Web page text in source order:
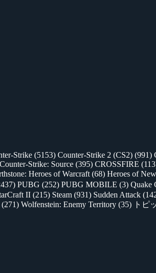
Strike (5153) Counter-Strike 2 (CS2) (991)
Counter-Strike: Source (395) CROSSFIRE
Heroes of Warcraft (68) Heroes of
PUBG (252) PUBG MOBILE (3) Quake
II (215) Steam (931) Sudden Attack
(271) Wolfenstein: Enemy Territory (35) トピ